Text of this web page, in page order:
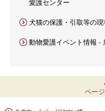
愛護センター
犬猫の保護・引取等の
動物愛護イベント情報 -
ペー